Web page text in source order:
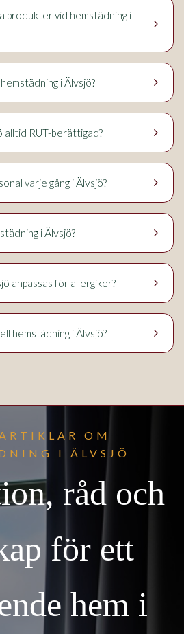
keyboard_arrow_right
produkter vid hemstädning i
keyboard_arrow_right
iÄlvsjö?
keyboard_arrow_right
alltid RUT-berättigad?
keyboard_arrow_right
varje gång iÄlvsjö?
keyboard_arrow_right
iÄlvsjö?
keyboard_arrow_right
anpassas för allergiker?
keyboard_arrow_right
hemstädning iÄlvsjö?
OM
I ÄLVSJÖ
råd och
för ett
hem i